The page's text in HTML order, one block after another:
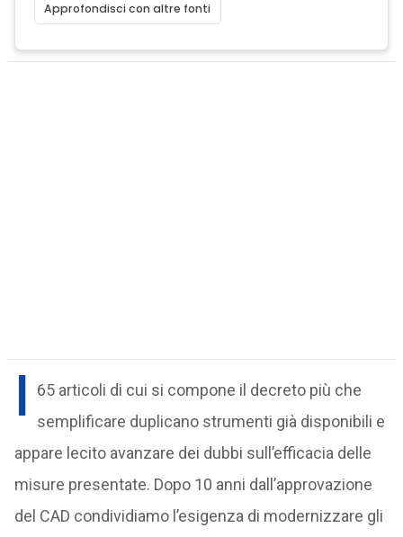
Approfondisci con altre fonti
I
65 articoli di cui si compone il decreto più che
semplificare duplicano strumenti già disponibili e
appare lecito avanzare dei dubbi sull’efficacia delle
misure presentate. Dopo 10 anni dall’approvazione
del CAD condividiamo l’esigenza di modernizzare gli